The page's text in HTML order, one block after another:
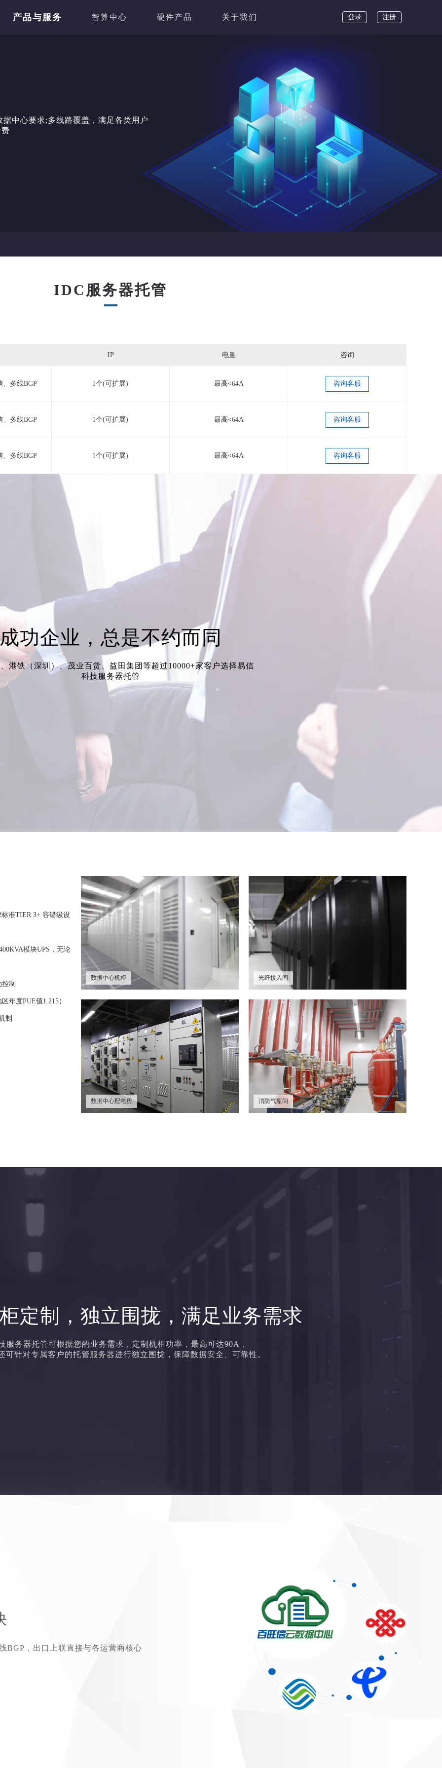
产品与服务 智算中心 硬件产品 关于我们 登录 注册
中心要求;多线路覆盖，满足各类用户
IDC服务器托管
IP 电量 咨询
、多线BGP 1个(可扩展) 最高<64A 咨询客服
、多线BGP 1个(可扩展) 最高<64A 咨询客服
、多线BGP 1个(可扩展) 最高<64A 咨询客服
功企业，总是不约而同
港铁（深圳）、茂业百货、益田集团等超过10000+家客户选择易信
科技服务器托管
准TIER 3+ 容错级设
模块UPS，无论
制
年度PUE值1.215）
制
数据中心机柜 光纤接入间
数据中心配电房 消防气瓶间
定制，独立围拢，满足业务需求
服务器托管可根据您的业务需求，定制机柜功率，最高可达90A，
可针对专属客户的托管服务器进行独立围拢，保障数据安全、可靠性。
BGP，出口上联直接与各运营商核心